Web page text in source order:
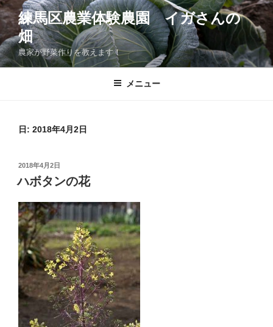
コ
ン
テ
ン
ツ
練馬区農業体験農園 イガさんの
畑
農家が野菜作りを教えます！
メニュー
日: 2018年4月2日
投
日:
2018年4月2日
ハボタンの花